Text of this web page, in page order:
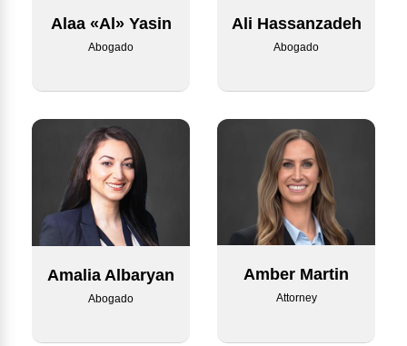
Alaa «Al» Yasin
Abogado
Ali Hassanzadeh
Abogado
Amalia Albaryan
Abogado
Amber Martin
Attorney